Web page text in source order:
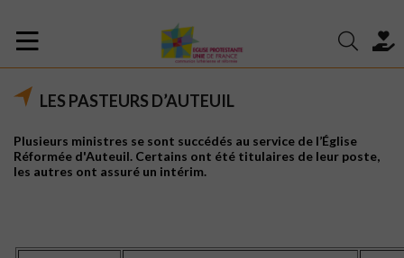
LES PASTEURS D’AUTEUIL
Plusieurs ministres se sont succédés au service de l’Église
Réformée d'Auteuil. Certains ont été titulaires de leur poste,
les autres ont assuré un intérim.